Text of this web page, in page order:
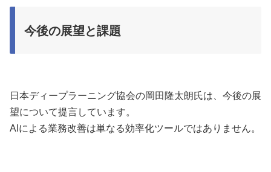
今後の展望と課題
日本ディープラーニング協会の岡田隆太朗氏は、今後の展
望について提言しています。
AIによる業務改善は単なる効率化ツールではありません。